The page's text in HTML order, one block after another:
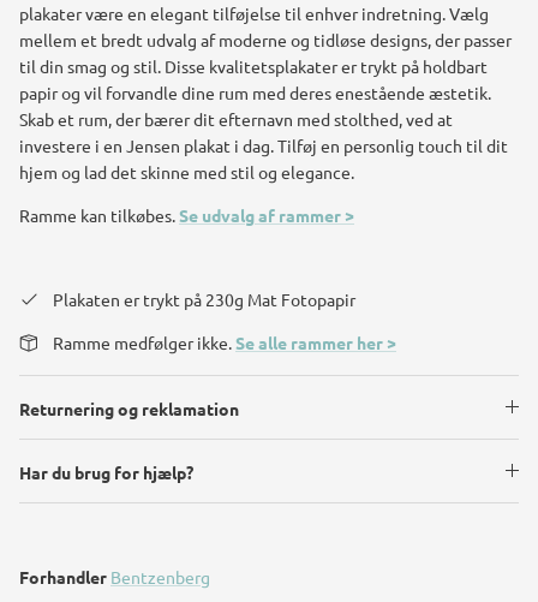
plakater være en elegant tilføjelse til enhver indretning. Vælg
mellem et bredt udvalg af moderne og tidløse designs, der passer
til din smag og stil. Disse kvalitetsplakater er trykt på holdbart
papir og vil forvandle dine rum med deres enestående æstetik.
Skab et rum, der bærer dit efternavn med stolthed, ved at
investere i en Jensen plakat i dag. Tilføj en personlig touch til dit
hjem og lad det skinne med stil og elegance.
Ramme kan tilkøbes.Se udvalg af rammer >
Plakaten er trykt på 230g Mat Fotopapir
Ramme medfølger ikke.Se alle rammer her >
Returnering og reklamation
Har du brug for hjælp?
Forhandler Bentzenberg